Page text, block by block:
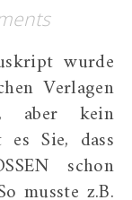
Verlagen
aber kein
Sie, dass
schon
musste z.B.